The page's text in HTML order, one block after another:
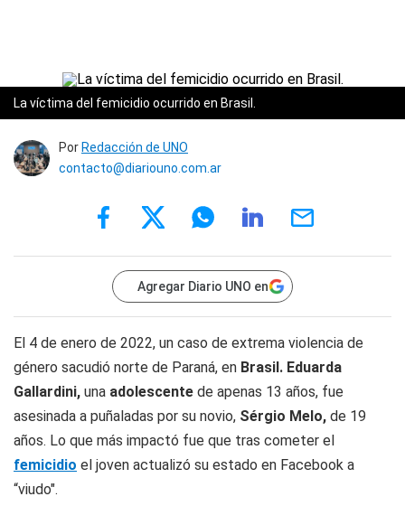
La víctima del femicidio ocurrido en Brasil.
Por Redacción de UNO
contacto@diariouno.com.ar
Agregar Diario UNO en
El 4 de enero de 2022, un caso de extrema violencia de
género sacudió norte de Paraná, en Brasil. Eduarda
Gallardini, una adolescente de apenas 13 años, fue
asesinada a puñaladas por su novio, Sérgio Melo, de 19
años. Lo que más impactó fue que tras cometer el
femicidio el joven actualizó su estado en Facebook a
“viudo".